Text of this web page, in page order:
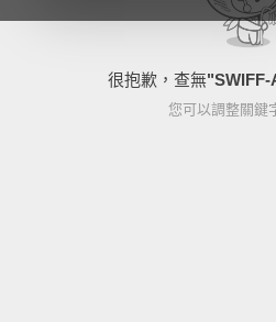
很抱歉，查無"SWIFF-
您可以調整關鍵